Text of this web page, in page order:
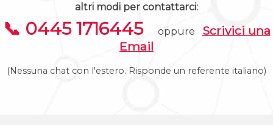
altri modi per contattarci:
📞 0445 1716445 oppure Scrivici una
Email
(Nessuna chat con l'estero. Risponde un referente italiano)